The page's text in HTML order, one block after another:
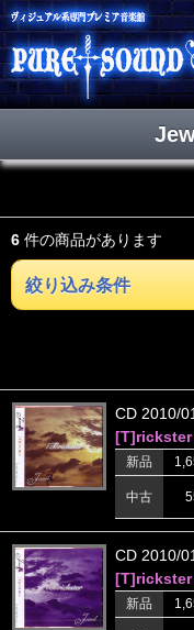
6 件の商品があります
絞り込み条件
CD 2010/
[T]rickster
新品
中古
CD 2010/
[T]rickster
新品